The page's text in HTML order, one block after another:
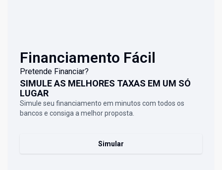
Financiamento Fácil
Pretende Financiar?
SIMULE AS MELHORES TAXAS EM UM SÓ
LUGAR
Simule seu financiamento em minutos com todos os
bancos e consiga a melhor proposta.
Simular